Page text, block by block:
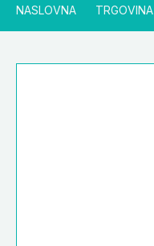
NASLOVNA TRGOVINA